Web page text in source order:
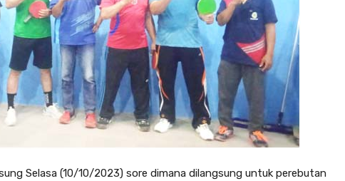
Selasa (10/10/2023) sore dimana dilangsung untuk perebutan